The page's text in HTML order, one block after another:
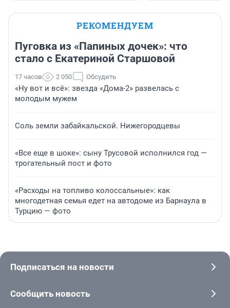
РЕКОМЕНДУЕМ
Пуговка из «Папиных дочек»: что
стало с Екатериной Старшовой
17 часов 2 050 Обсудить
«Ну вот и всё»: звезда «Дома-2» развелась с
молодым мужем
Соль земли забайкальской. Нижегородцевы
«Все еще в шоке»: сыну Трусовой исполнился год —
трогательный пост и фото
«Расходы на топливо колоссальные»: как
многодетная семья едет на автодоме из Барнаула в
Турцию — фото
Подписаться на новости
Сообщить новость